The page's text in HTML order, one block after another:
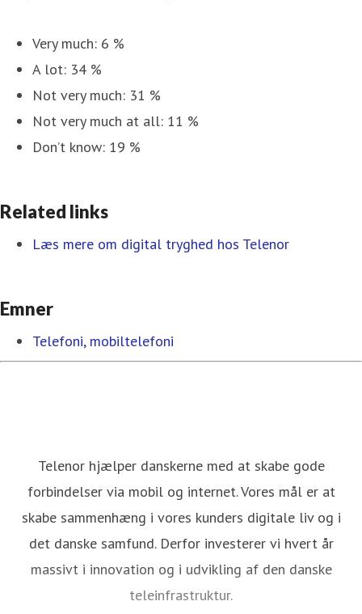
Very much: 6 %
A lot: 34 %
Not very much: 31 %
Not very much at all: 11 %
Don’t know: 19 %
Related links
Læs mere om digital tryghed hos Telenor
Emner
Telefoni, mobiltelefoni
Telenor hjælper danskerne med at skabe gode
forbindelser via mobil og internet. Vores mål er at
skabe sammenhæng i vores kunders digitale liv og i
det danske samfund. Derfor investerer vi hvert år
massivt i innovation og i udvikling af den danske
teleinfrastruktur.